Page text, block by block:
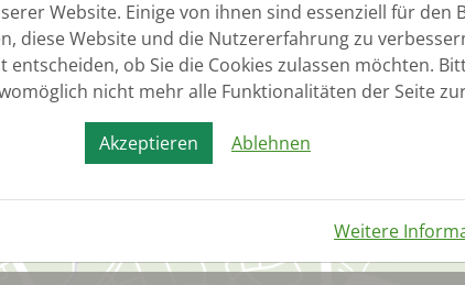
Website. Einige von ihnen sind essenziell für den
diese Website und die Nutzererfahrung zu
entscheiden, ob Sie die Cookies zulassen möchten.
nicht mehr alle Funktionalitäten der Seite
Akzeptieren Ablehnen
Weitere